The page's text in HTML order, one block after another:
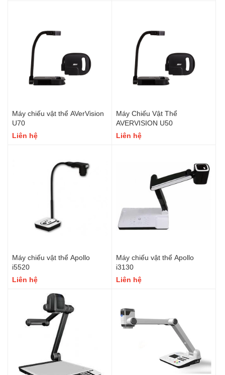
Máy chiếu vật thể AVerVision
U70
Liên hệ
Máy Chiếu Vật Thể
AVERVISION U50
Liên hệ
Máy chiếu vật thể Apollo
i5520
Liên hệ
Máy chiếu vật thể Apollo
i3130
Liên hệ